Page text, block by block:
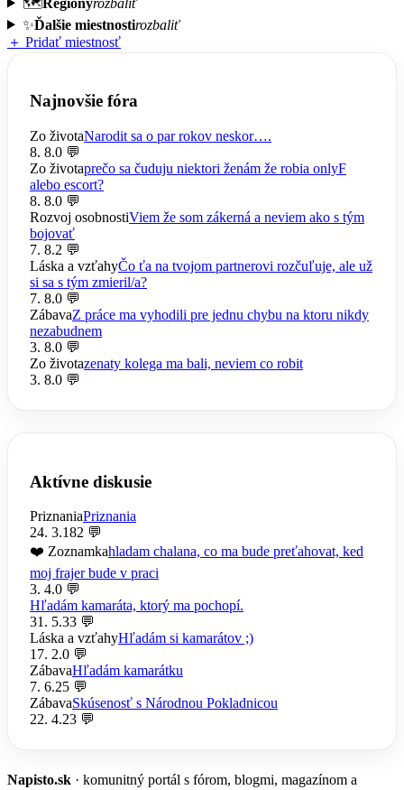
✨Ďalšie miestnostirozbaliť
＋ Pridať miestnosť
Najnovšie fóra
Zo životaNarodit sa o par rokov neskor….
8. 8.0 💬
Zo životaprečo sa čuduju niektori ženám že robia onlyF
alebo escort?
8. 8.0 💬
Rozvoj osobnostiViem že som zákerná a neviem ako s tým
bojovať
7. 8.2 💬
Láska a vzťahyČo ťa na tvojom partnerovi rozčuľuje, ale už
si sa s tým zmieril/a?
7. 8.0 💬
ZábavaZ práce ma vyhodili pre jednu chybu na ktoru nikdy
nezabudnem
3. 8.0 💬
Zo životazenaty kolega ma bali, neviem co robit
3. 8.0 💬
Aktívne diskusie
PriznaniaPriznania
24. 3.182 💬
❤️ Zoznamkahladam chalana, co ma bude preťahovat, ked
moj frajer bude v praci
3. 4.0 💬
Hľadám kamaráta, ktorý ma pochopí.
31. 5.33 💬
Láska a vzťahyHľadám si kamarátov ;)
17. 2.0 💬
ZábavaHľadám kamarátku
7. 6.25 💬
ZábavaSkúsenosť s Národnou Pokladnicou
22. 4.23 💬
Napisto.sk · komunitný portál s fórom, blogmi, magazínom a